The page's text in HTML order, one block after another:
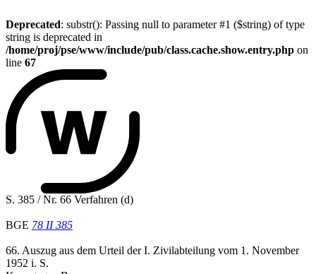
Deprecated: substr(): Passing null to parameter #1 ($string) of type
string is deprecated in
/home/proj/pse/www/include/pub/class.cache.show.entry.php on
line 67
S. 385 / Nr. 66 Verfahren (d)
BGE 78 II 385
66. Auszug aus dem Urteil der I. Zivilabteilung vom 1. November
1952 i. S.